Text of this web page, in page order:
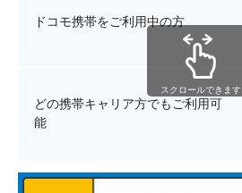
ドコモ携帯をご利用中の方
どの携帯キャリア方でもご利用可
能
スクロールできます